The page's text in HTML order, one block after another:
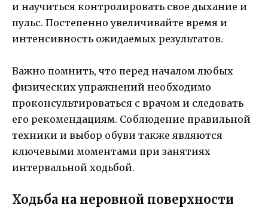
и научиться контролировать свое дыхание и
пульс. Постепенно увеличивайте время и
интенсивность ожидаемых результатов.
Важно помнить, что перед началом любых
физических упражнений необходимо
проконсультироваться с врачом и следовать
его рекомендациям. Соблюдение правильной
техники и выбор обуви также являются
ключевыми моментами при занятиях
интервальной ходьбой.
Ходьба на неровной поверхности